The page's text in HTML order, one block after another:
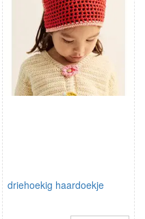
driehoekig haardoekje